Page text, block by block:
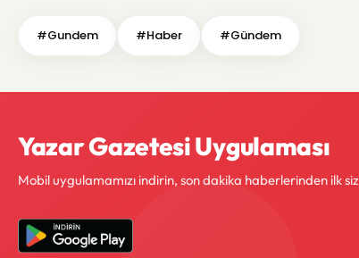
#Gundem #Haber #Gündem
Yazar Gazetesi Uygulaması
Mobil uygulamamızı indirin, son dakika haberlerinden ilk